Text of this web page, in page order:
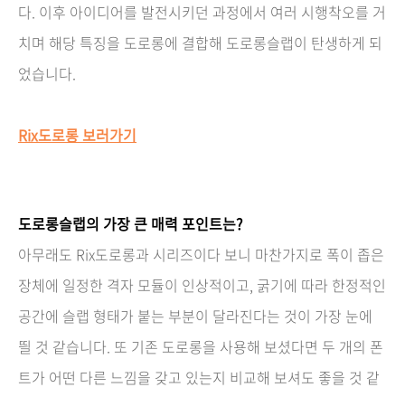
다. 이후 아이디어를 발전시키던 과정에서 여러 시행착오를 거
치며 해당 특징을 도로롱에 결합해 도로롱슬랩이 탄생하게 되
었습니다.
Rix도로롱 보러가기
도로롱슬랩의 가장 큰 매력 포인트는?
아무래도 Rix도로롱과 시리즈이다 보니 마찬가지로 폭이 좁은
장체에 일정한 격자 모듈이 인상적이고, 굵기에 따라 한정적인
공간에 슬랩 형태가 붙는 부분이 달라진다는 것이 가장 눈에
띌 것 같습니다. 또 기존 도로롱을 사용해 보셨다면 두 개의 폰
트가 어떤 다른 느낌을 갖고 있는지 비교해 보셔도 좋을 것 같